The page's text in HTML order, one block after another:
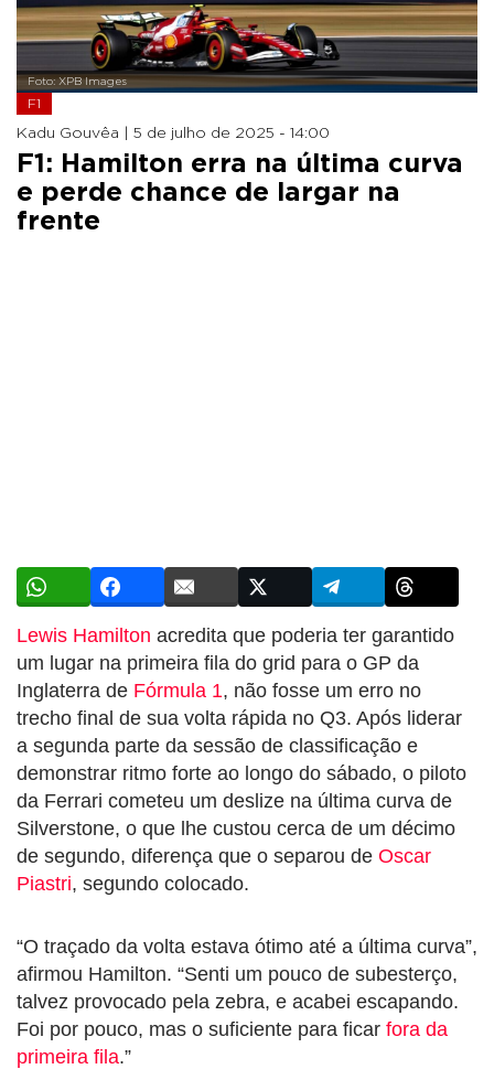
Foto: XPB Images
F1
Kadu Gouvêa | 5 de julho de 2025 - 14:00
F1: Hamilton erra na última curva
e perde chance de largar na
frente
Lewis Hamilton acredita que poderia ter garantido
um lugar na primeira fila do grid para o GP da
Inglaterra de Fórmula 1, não fosse um erro no
trecho final de sua volta rápida no Q3. Após liderar
a segunda parte da sessão de classificação e
demonstrar ritmo forte ao longo do sábado, o piloto
da Ferrari cometeu um deslize na última curva de
Silverstone, o que lhe custou cerca de um décimo
de segundo, diferença que o separou de Oscar
Piastri, segundo colocado.
“O traçado da volta estava ótimo até a última curva”,
afirmou Hamilton. “Senti um pouco de subesterço,
talvez provocado pela zebra, e acabei escapando.
Foi por pouco, mas o suficiente para ficar fora da
primeira fila.”